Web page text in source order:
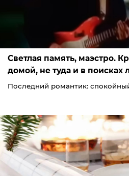
Светлая память, маэстро.
домой, не туда и в поисках
Последний романтик: